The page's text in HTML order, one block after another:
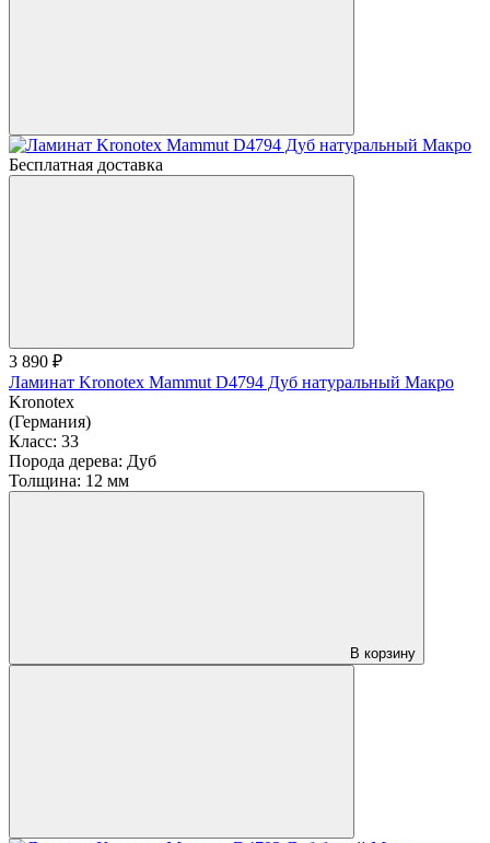
Бесплатная доставка
3 890 ₽
Ламинат Kronotex Mammut D4794 Дуб натуральный Макро
Kronotex
(Германия)
Класс: 33
Порода дерева: Дуб
Толщина: 12 мм
В корзину